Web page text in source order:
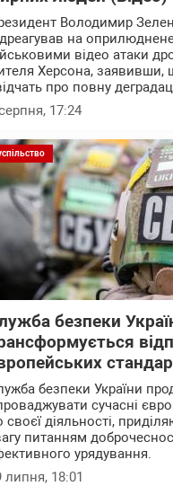
Володимир
на
відео атаки
Херсона, заявивши,
про повну
17:24
безпеки
безпеки України
сучасні
своєї діяльності,
питанням
урядування.
липня, 18:01